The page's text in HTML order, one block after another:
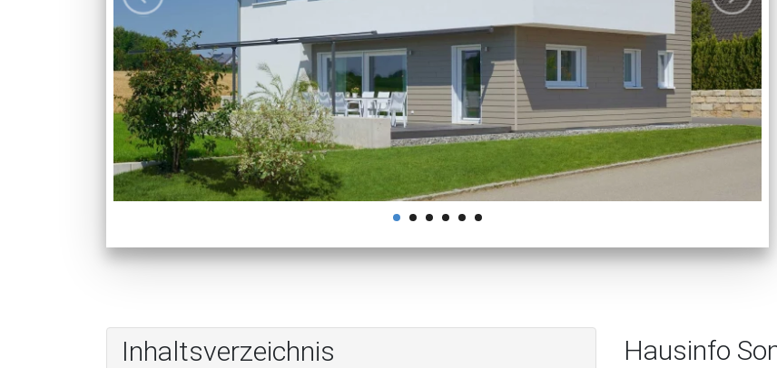
Jetzt den Assistenten starten!
Inhaltsverzeichnis Hausinfo